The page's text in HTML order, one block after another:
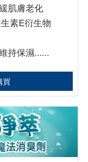
肌膚老化
素E衍生物
持保濕......
買